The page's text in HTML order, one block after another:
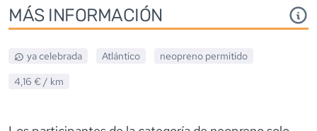
MÁS INFORMACIÓN
ya celebrada Atlántico neopreno permitido
4,16 € / km